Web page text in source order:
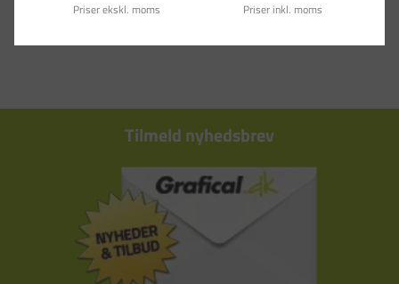
Tilmeld nyhedsbrev
Priser ekskl. moms Priser inkl. moms